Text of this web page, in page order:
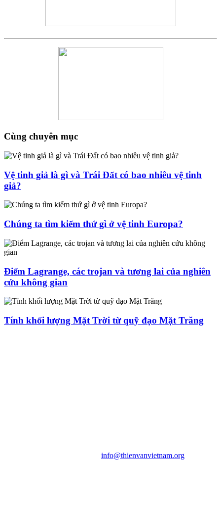
Cùng chuyên mục
Vệ tinh giả là gì và Trái Đất có bao nhiêu vệ tinh
giả?
Chúng ta tìm kiếm thứ gì ở vệ tinh Europa?
Điểm Lagrange, các trojan và tương lai của nghiên
cứu không gian
Tính khối lượng Mặt Trời từ quỹ đạo Mặt Trăng
info@thienvanvietnam.org